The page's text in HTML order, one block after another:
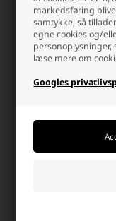
markedsføring
samtykke, så
egne cookies og/
personoplysninger,
læse mere om
Googles
Læs mere